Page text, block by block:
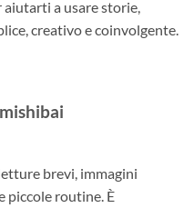
a usare storie,
creativo e coinvolgente.
brevi, immagini
piccole routine. È